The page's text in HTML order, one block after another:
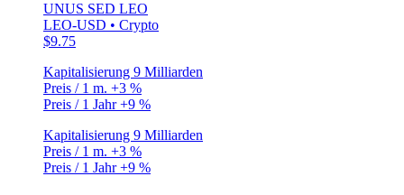
UNUS SED LEO
LEO-USD • Crypto
$9.75
Kapitalisierung 9 Milliarden
Preis / 1 m. +3 %
Preis / 1 Jahr+9 %
Kapitalisierung 9 Milliarden
Preis / 1 m. +3 %
Preis / 1 Jahr+9 %